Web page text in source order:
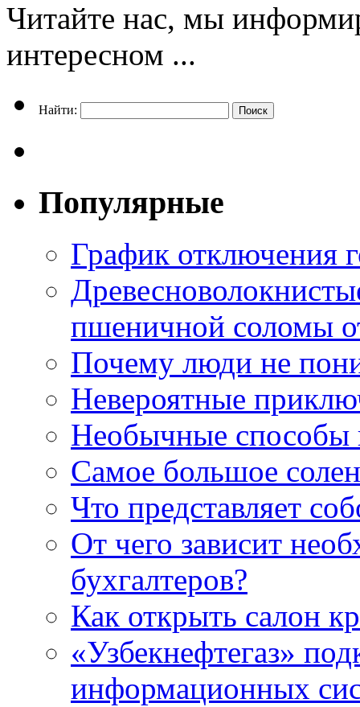
Читайте нас, мы
интересном ...
Найти:
Популярные
График отключения
пшеничной соломы
Почему люди не
Невероятные
Необычные способы
Самое большое
Что представляет
От чего зависит
бухгалтеров?
Как открыть салон
«Узбекнефтегаз»
информационных